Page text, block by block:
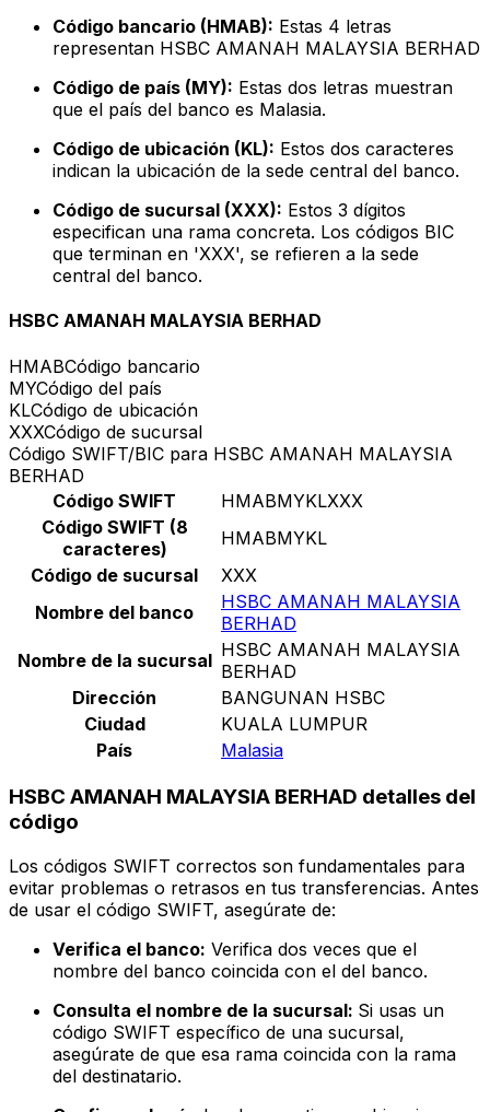
Código bancario (HMAB): Estas 4 letras
representan HSBC AMANAH MALAYSIA BERHAD
Código de país (MY): Estas dos letras muestran
que el país del banco es Malasia.
Código de ubicación (KL): Estos dos caracteres
indican la ubicación de la sede central del banco.
Código de sucursal (XXX): Estos 3 dígitos
especifican una rama concreta. Los códigos BIC
que terminan en 'XXX', se refieren a la sede
central del banco.
HSBC AMANAH MALAYSIA BERHAD
HMABCódigo bancario
MYCódigo del país
KLCódigo de ubicación
XXXCódigo de sucursal
Código SWIFT/BIC para HSBC AMANAH MALAYSIA
BERHAD
Código SWIFT
HMABMYKLXXX
Código SWIFT (8
caracteres)
HMABMYKL
Código de sucursal
XXX
Nombre del banco
HSBC AMANAH MALAYSIA
BERHAD
Nombre de la sucursal HSBC AMANAH MALAYSIA
BERHAD
Dirección
BANGUNAN HSBC
Ciudad
KUALA LUMPUR
País
Malasia
HSBC AMANAH MALAYSIA BERHAD detalles del
código
Los códigos SWIFT correctos son fundamentales para
evitar problemas o retrasos en tus transferencias. Antes
de usar el código SWIFT, asegúrate de:
Verifica el banco: Verifica dos veces que el
nombre del banco coincida con el del banco.
Consulta el nombre de la sucursal: Si usas un
código SWIFT específico de una sucursal,
asegúrate de que esa rama coincida con la rama
del destinatario.